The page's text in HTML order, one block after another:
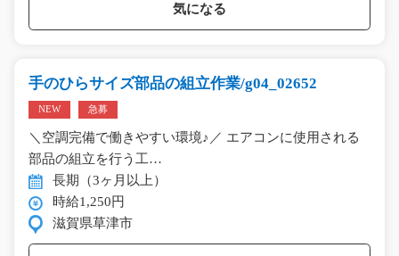
気になる
手のひらサイズ部品の組立作業/g04_02652
NEW 急募
＼空調完備で働きやすい環境♪／ エアコンに使用される
部品の組立を行う工…
長期（3ヶ月以上）
時給1,250円
滋賀県草津市